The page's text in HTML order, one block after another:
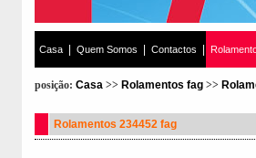
Casa Quem Somos Contactos
posição: Casa >> Rolamentos fag >>
Rolamentos 234452 fag